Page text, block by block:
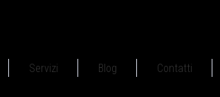
Servizi Blog Contatti